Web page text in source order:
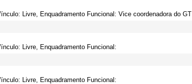
Livre, Enquadramento Funcional: Vice coordenadora do
Livre, Enquadramento Funcional:
Livre, Enquadramento Funcional: